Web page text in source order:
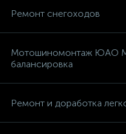
Ремонт снегоходов
Мотошиномонтаж ЮАО
балансировка
Ремонт и доработка